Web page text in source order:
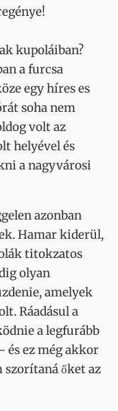
kupoláiban?
a furcsa
egy híres es
soha nem
volt az
helyével és
a nagyvárosi
azonban
Hamar kiderül,
titokzatos
olyan
amelyek
Ráadásul a
a legfurább
és ez még akkor
őket az